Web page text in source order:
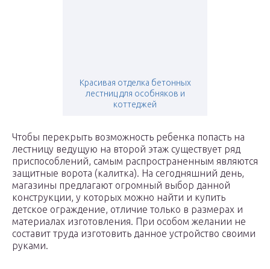
Красивая отделка бетонных
лестниц для особняков и
коттеджей
Чтобы перекрыть возможность ребенка попасть на
лестницу ведущую на второй этаж существует ряд
приспособлений, самым распространенным являются
защитные ворота (калитка). На сегодняшний день,
магазины предлагают огромный выбор данной
конструкции, у которых можно найти и купить
детское ограждение, отличие только в размерах и
материалах изготовления. При особом желании не
составит труда изготовить данное устройство своими
руками.